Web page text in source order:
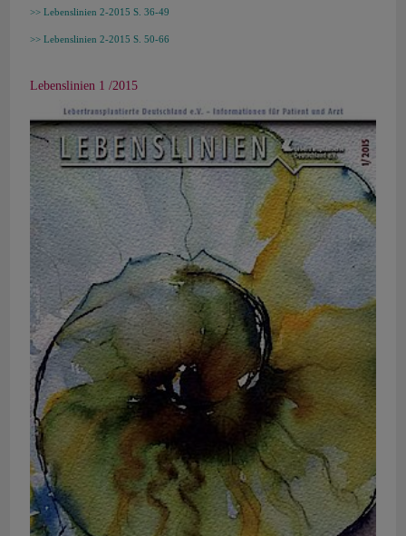
Lebenslinien 2-2015 S. 36-49
Lebenslinien 2-2015 S. 50-66
Lebenslinien 1 /2015